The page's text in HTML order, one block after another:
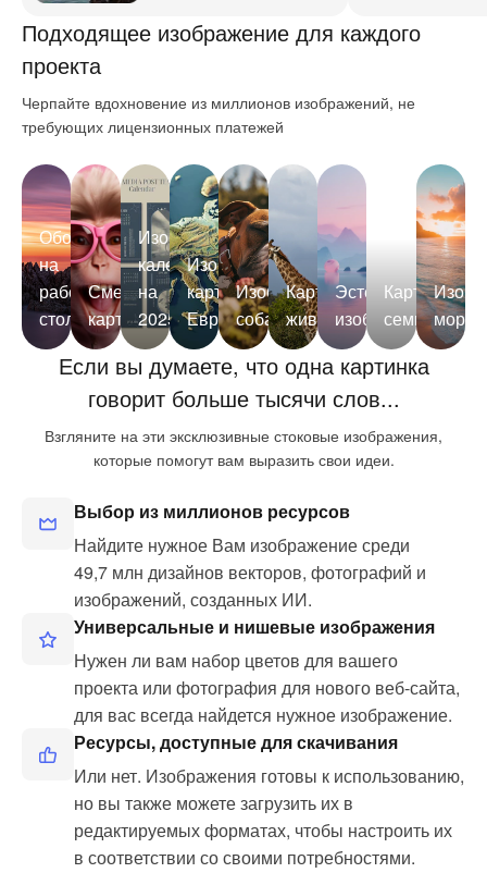
Подходящее изображение для каждого
проекта
Черпайте вдохновение из миллионов изображений, не
требующих лицензионных платежей
Обои
на
рабочий
стол
Смешные
картинки
Изображения
календаря
на
2025
Изображения
карты
Европы
Изображения
собачки
Картинки
животных
Эстетичные
изображения
Картинки
семьиморя
Если вы думаете, что одна картинка
говорит больше тысячи слов...
Взгляните на эти эксклюзивные стоковые изображения,
которые помогут вам выразить свои идеи.
Выбор из миллионов ресурсов
Найдите нужное Вам изображение среди
49,7 млн дизайнов векторов, фотографий и
изображений, созданных ИИ.
Универсальные и нишевые изображения
Нужен ли вам набор цветов для вашего
проекта или фотография для нового веб-сайта,
для вас всегда найдется нужное изображение.
Ресурсы, доступные для скачивания
Или нет. Изображения готовы к использованию,
но вы также можете загрузить их в
редактируемых форматах, чтобы настроить их
в соответствии со своими потребностями.